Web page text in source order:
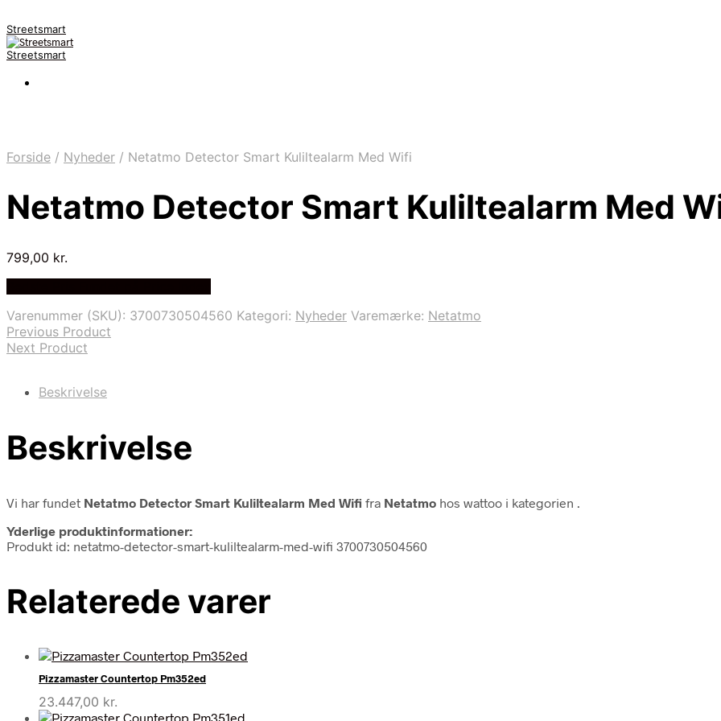
Streetsmart
Streetsmart
Forside / Nyheder / Netatmo Detector Smart Kuliltealarm Med Wifi
Netatmo Detector Smart Kuliltealarm Med
799,00 kr.
Varenummer (SKU): 3700730504560 Kategori: Nyheder Varemærke: Netatmo
Previous Product
Next Product
Beskrivelse
Beskrivelse
Vi har fundet Netatmo Detector Smart Kuliltealarm Med Wifi fra Netatmo hos wattoo i kategorien
Yderlige produktinformationer:
Produkt id: netatmo-detector-smart-kuliltealarm-med-wifi 3700730504560
Relaterede varer
Pizzamaster Countertop Pm352ed
23.447,00 kr.